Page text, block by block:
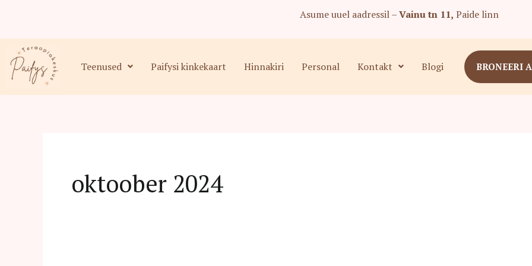
content
Asume uuel aadressil –Vainu tn 11, Paide linn
Teenused Paifysi kinkekaart Hinnakiri Personal Kontakt Blogi BRONEERI
oktoober 2024